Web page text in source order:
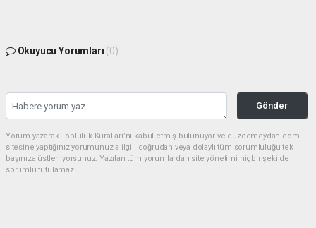
Okuyucu Yorumları (0)
Gönder
Yorum yazarak Topluluk Kuralları’nı kabul etmiş bulunuyor ve duzcemeydan.com
sitesine yaptığınız yorumunuzla ilgili doğrudan veya dolaylı tüm sorumluluğu tek
başınıza üstleniyorsunuz. Yazılan tüm yorumlardan site yönetimi hiçbir şekilde
sorumlu tutulamaz.